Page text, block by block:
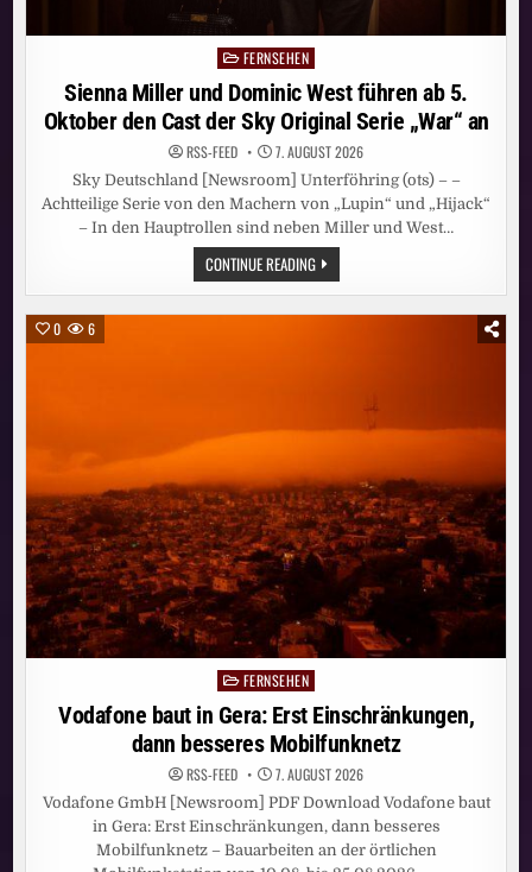
Posted
in
FERNSEHEN
Sienna Miller und Dominic West führen ab 5.
Oktober den Cast der Sky Original Serie „War“ an
RSS-FEED 7. AUGUST 2026
Sky Deutschland [Newsroom] Unterföhring (ots) – –
Achtteilige Serie von den Machern von „Lupin“ und „Hijack“
– In den Hauptrollen sind neben Miller und West…
CONTINUE READINGSIENNA
MILLER
UND
DOMINIC
DER
SERIE
„WAR“
AN
0 6
Posted
in
FERNSEHEN
Vodafone baut in Gera: Erst Einschränkungen,
dann besseres Mobilfunknetz
RSS-FEED 7. AUGUST 2026
Vodafone GmbH [Newsroom] PDF Download Vodafone baut
in Gera: Erst Einschränkungen, dann besseres
Mobilfunknetz – Bauarbeiten an der örtlichen